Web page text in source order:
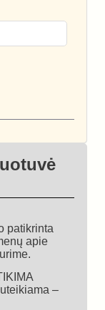
patikrinta
apie
–